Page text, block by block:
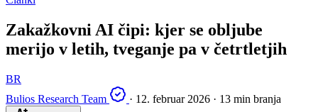
Zakažkovni AI čipi: kjer se obljube
merijo v letih, tveganje pa v četrtletjih
BR
Bulios Research Team
· 12. februar 2026 · 13 min branja